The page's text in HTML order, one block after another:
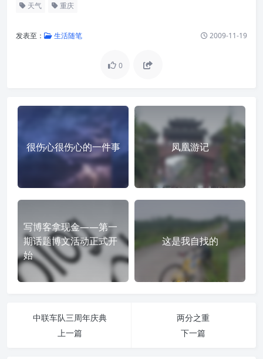
天气 重庆
发表至： 生活随笔 2009-11-19
0
很伤心很伤心的一件事 凤凰游记
写博客拿现金——第一
期话题博文活动正式开
始
这是我自找的
中联车队三周年庆典
上一篇
两分之重
下一篇